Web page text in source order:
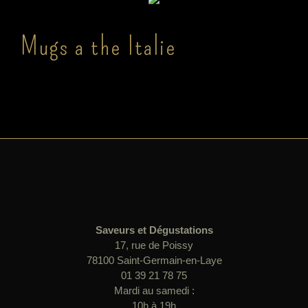
Mugs a the Italie
Saveurs et Dégustations
17, rue de Poissy
78100 Saint-Germain-en-Laye
01 39 21 78 75
Mardi au samedi :